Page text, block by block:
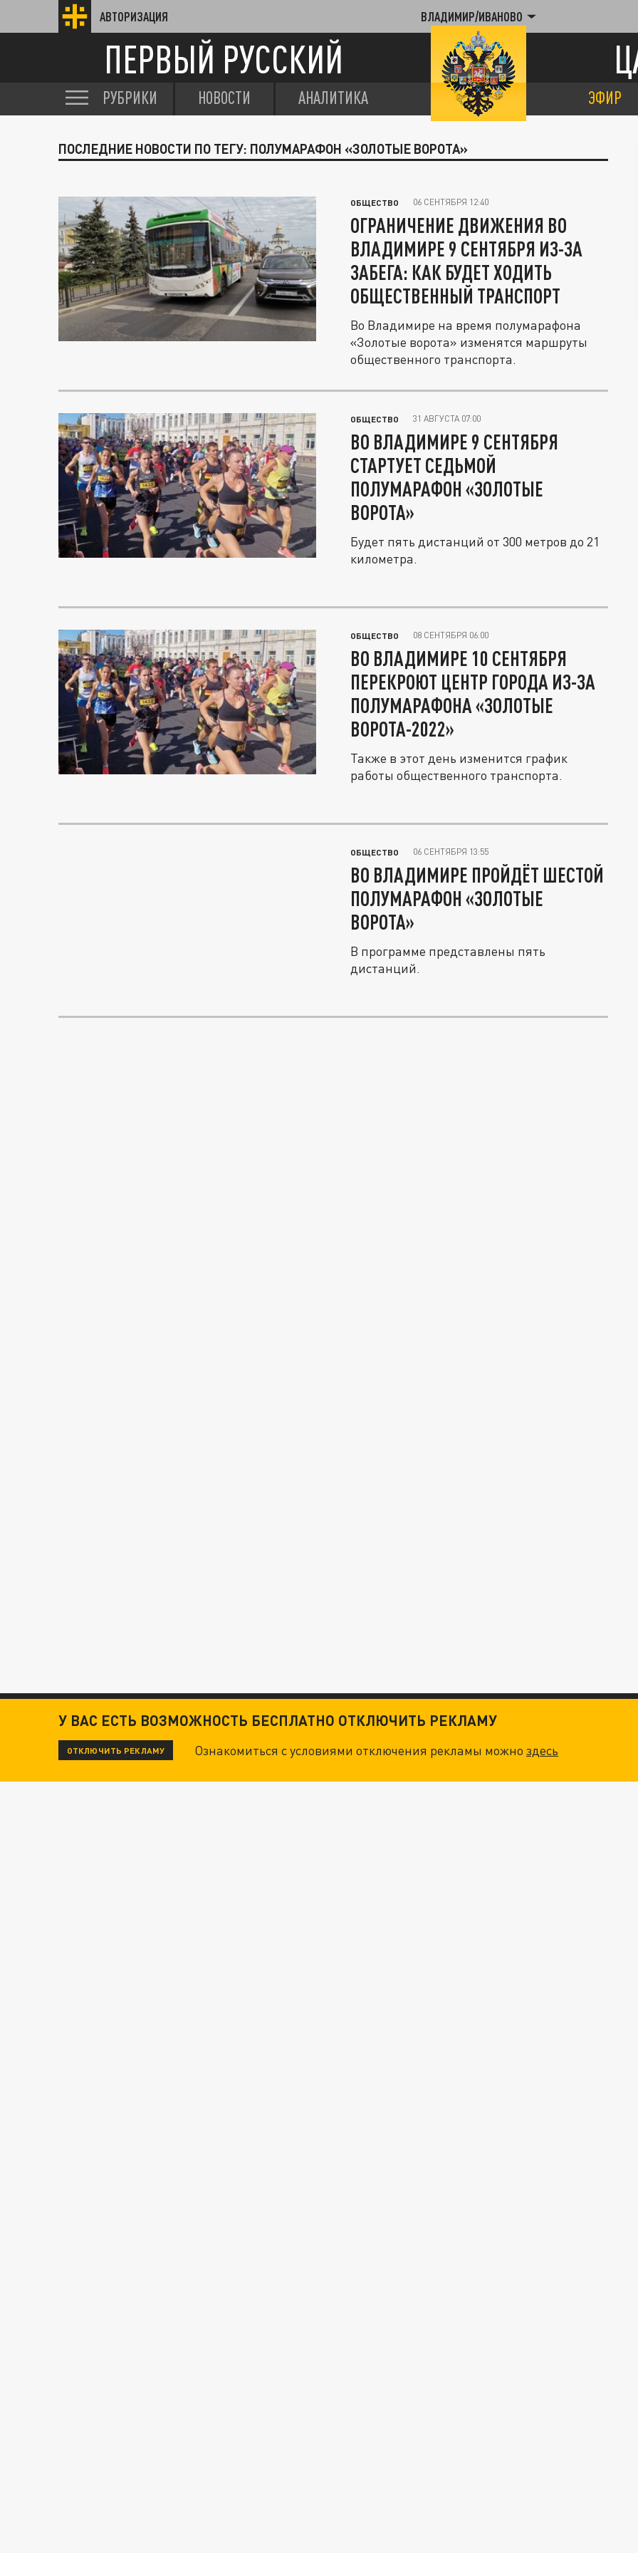
АВТОРИЗАЦИЯ ВЛАДИМИР/ИВАНОВО
ПЕРВЫЙ РУССКИЙ
РУБРИКИ НОВОСТИ АНАЛИТИКА ЭФИР
ПОСЛЕДНИЕ НОВОСТИ ПО ТЕГУ: ПОЛУМАРАФОН «ЗОЛОТЫЕ ВОРОТА»
ОБЩЕСТВО 06 СЕНТЯБРЯ 12:40
ОГРАНИЧЕНИЕ ДВИЖЕНИЯ ВО
ВЛАДИМИРЕ 9 СЕНТЯБРЯ ИЗ-ЗА
ЗАБЕГА: КАК БУДЕТ ХОДИТЬ
ОБЩЕСТВЕННЫЙ ТРАНСПОРТ
Во Владимире на время полумарафона
«Золотые ворота» изменятся маршруты
общественного транспорта.
ОБЩЕСТВО 31 АВГУСТА 07:00
ВО ВЛАДИМИРЕ 9 СЕНТЯБРЯ
СТАРТУЕТ СЕДЬМОЙ
ПОЛУМАРАФОН «ЗОЛОТЫЕ
ВОРОТА»
Будет пять дистанций от 300 метров до 21
километра.
ОБЩЕСТВО 08 СЕНТЯБРЯ 06:00
ВО ВЛАДИМИРЕ 10 СЕНТЯБРЯ
ПЕРЕКРОЮТ ЦЕНТР ГОРОДА ИЗ-ЗА
ПОЛУМАРАФОНА «ЗОЛОТЫЕ
ВОРОТА-2022»
Также в этот день изменится график
работы общественного транспорта.
ОБЩЕСТВО 06 СЕНТЯБРЯ 13:55
ВО ВЛАДИМИРЕ ПРОЙДЁТ ШЕСТОЙ
ПОЛУМАРАФОН «ЗОЛОТЫЕ
ВОРОТА»
В программе представлены пять
дистанций.
У ВАС ЕСТЬ ВОЗМОЖНОСТЬ БЕСПЛАТНО ОТКЛЮЧИТЬ РЕКЛАМУ
ОТКЛЮЧИТЬ РЕКЛАМУ Ознакомиться с условиями отключения рекламы можноздесь